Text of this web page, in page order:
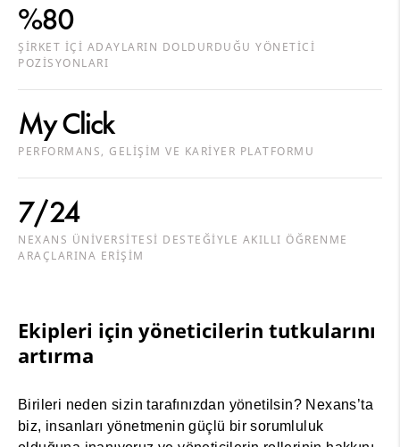
%80
ŞİRKET İÇİ ADAYLARIN DOLDURDUĞU YÖNETİCİ
POZİSYONLARI
My Click
PERFORMANS, GELİŞİM VE KARİYER PLATFORMU
7/24
NEXANS ÜNİVERSİTESİ DESTEĞİYLE AKILLI ÖĞRENME
ARAÇLARINA ERİŞİM
Ekipleri için yöneticilerin tutkularını
artırma
Birileri neden sizin tarafınızdan yönetilsin? Nexans’ta
biz, insanları yönetmenin güçlü bir sorumluluk